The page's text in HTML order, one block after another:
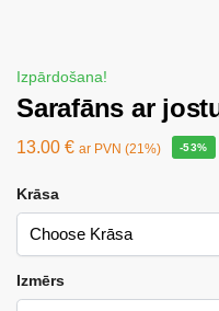
Izpārdošana!
Sarafāns ar
13.00 € ar PVN (21%) -53%
Krāsa
Izmērs